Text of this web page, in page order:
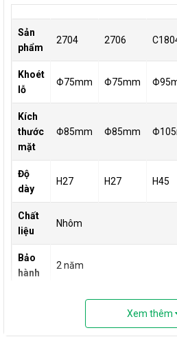
Sản
phẩm
2704 2706
Khoét
lỗ
Φ75mm Φ75mm
Kích
thước
mặt
Φ85mm Φ85mm
Độ
dày
H27 H27 H45
Chất
liệu
Nhôm
Bảo
hành
2 năm
2. Đánh giá chi tiết chóa
chiếu rọi ELV
Xem thêm